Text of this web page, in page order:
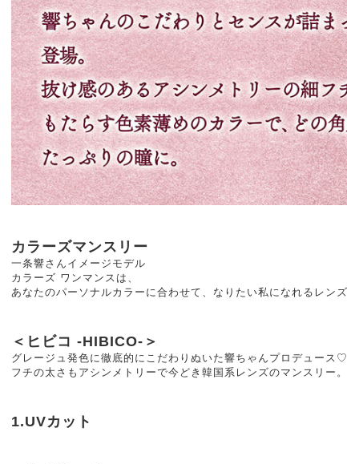
カラーズマンスリー
一条響さんイメージモデル
カラーズ ワンマンスは、
あなたのパーソナルカラーに合わせて、なりたい私になれるレン
＜ヒビコ -HIBICO-＞
グレージュ発色に徹底的にこだわりぬいた響ちゃんプロデュース♡
フチの太さもアシンメトリーで今どき韓国系レンズのマンスリー。
1.UVカット